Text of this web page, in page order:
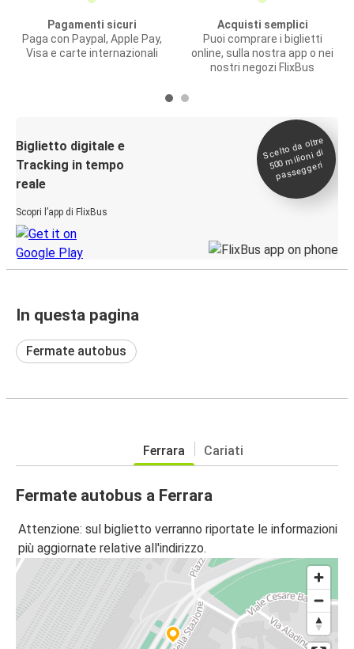
Pagamenti sicuri
Paga con Paypal, Apple Pay,
Visa e carte internazionali
Acquisti semplici
Puoi comprare i biglietti
online, sulla nostra app o nei
nostri negozi FlixBus
Biglietto digitale e
Tracking in tempo
reale
Scopri l’app di FlixBus
Scelto da oltre
500
milioni di
passeggeri
In questa pagina
Fermate autobus
Ferrara Cariati
Fermate autobus a Ferrara
Attenzione: sul biglietto verranno riportate le informazioni
più aggiornate relative all'indirizzo.